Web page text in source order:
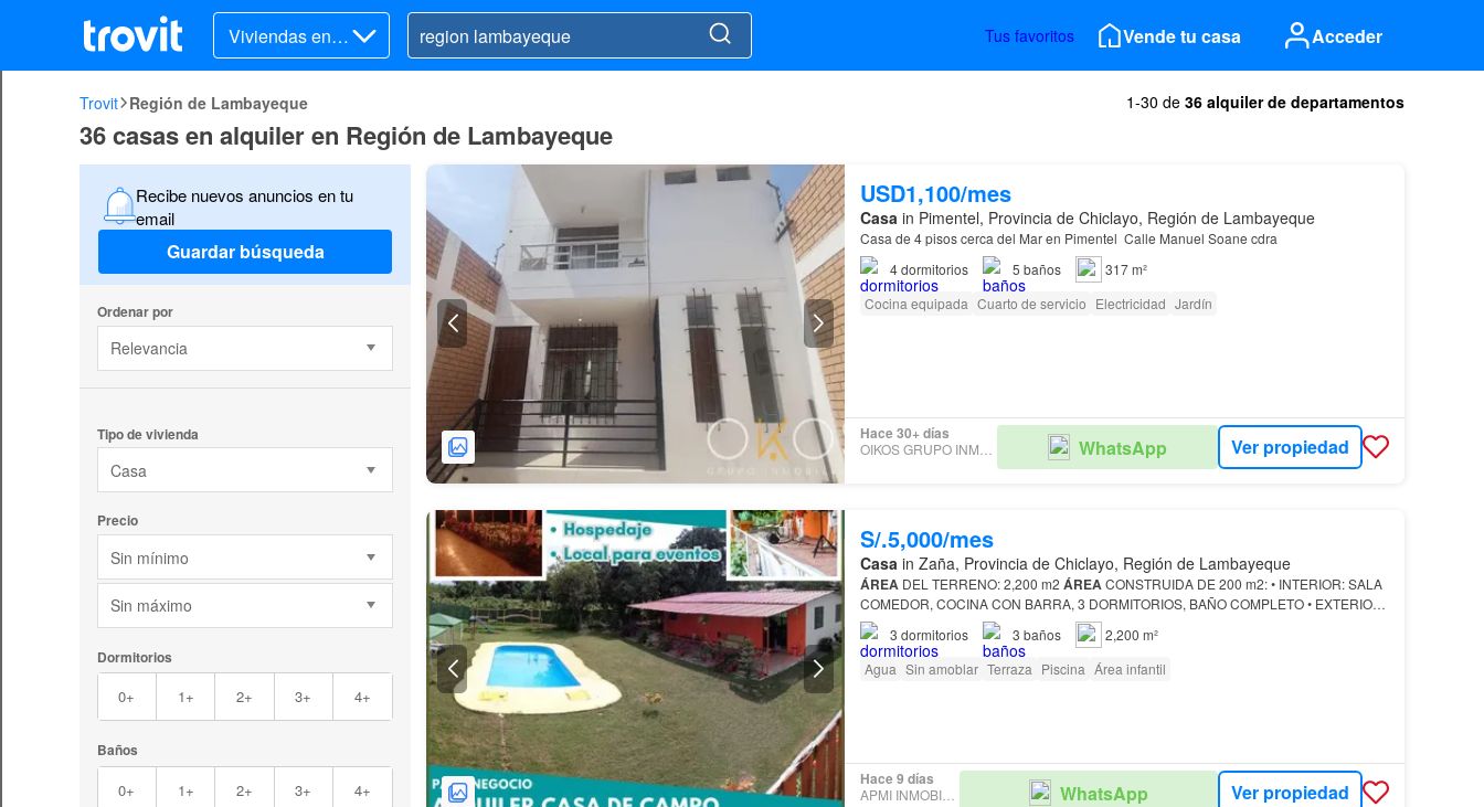
Viviendas en al
quiler
Tus favoritos Vende tu casa Acceder
Trovit Región de Lambayeque 1-30 de 36 alquiler de departamentos
36 casas en alquiler en Región de Lambayeque
Recibe nuevos anuncios en tu
email
Guardar búsqueda
Ordenar por
Relevancia
Tipo de vivienda
Casa
Precio
Sin mínimo
Sin máximo
Dormitorios
0+ 1+ 2+ 3+ 4+
Baños
0+ 1+ 2+ 3+ 4+
USD1,100/mes
Casain Pimentel, Provincia de Chiclayo, Región de Lambayeque
Casa de 4 pisos cerca del Mar en Pimentel Calle Manuel Soane cdra
4dormitorios 5 baños
317 m²
Cocina equipada Cuarto de servicio Electricidad Jardín
Hace 30+ días
OIKOS GRUPO INMOBILIARIO WhatsApp Ver propiedad
S/.5,000/mes
Casa in Zaña, Provincia de Chiclayo, Región de Lambayeque
ÁREA DEL TERRENO: 2,200 m2 ÁREACONSTRUIDA DE 200 m2: • INTERIOR: SALA
COMEDOR, COCINA CON BARRA, 3 DORMITORIOS, BAÑO COMPLETO • EXTERIOR:
TERRAZA AMPLIA
3 dormitorios 3 baños
2,200 m²
Agua Sin amoblar Terraza Piscina Área infantil
Hace 9 días
APMI INMOBILIARIA WhatsApp Ver propiedad